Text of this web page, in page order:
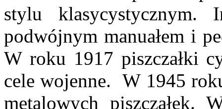
stylu klasycystycznym.
podwójnym manuałem i
W roku 1917 piszczałki
cele wojenne. W 1945
metalowych piszczałek.